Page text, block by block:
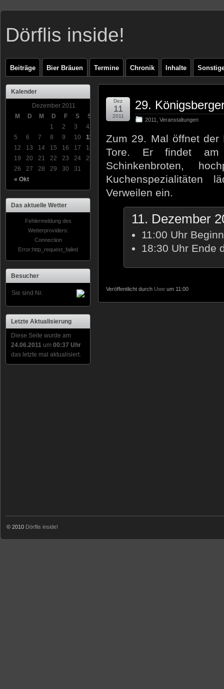
Dörflis inside!
Beiträge Bier Bräuen Termine Chronik Inhalte
Kalender
Dezember 2011
M
D M D F S S
« Okt
1 2 3
4
5
6 7 8 9 10
11
12
13 14 15 16 17
18
19
20 21 22 23 24
25
26
27 28 29 30 31
Das aktuelle Wetter
Fehlermeldung des
Wetterproviders:
Connection
Error:http_request_failed
Besucher
Sie sind Nr.
Letzte Aktualisierung
Diese Seite wurde am
24.06.2011 um 00:37 Uhr
das letzte mal aktualisiert.
29.
2011 Veranstaltungen
Dez
11
2011
Zum 29. Mal öffnet der
Tore. Er findet am
Schinkenbroten,
Kuchenspezialitäten
Verweilen ein.
11. Dezember
11:00 Uhr
18:30 Uhr Ende
Veröffentlicht durch Uwe um 11:00
© 2010 Dörflis inside!